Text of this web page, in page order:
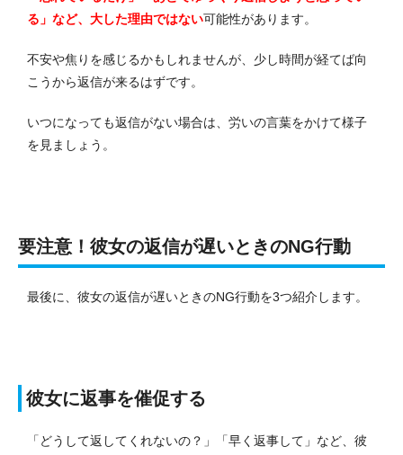
る」など、大した理由ではない可能性があります。
不安や焦りを感じるかもしれませんが、少し時間が経てば向
こうから返信が来るはずです。
いつになっても返信がない場合は、労いの言葉をかけて様子
を見ましょう。
要注意！彼女の返信が遅いときのNG行動
最後に、彼女の返信が遅いときのNG行動を3つ紹介します。
彼女に返事を催促する
「どうして返してくれないの？」「早く返事して」など、彼